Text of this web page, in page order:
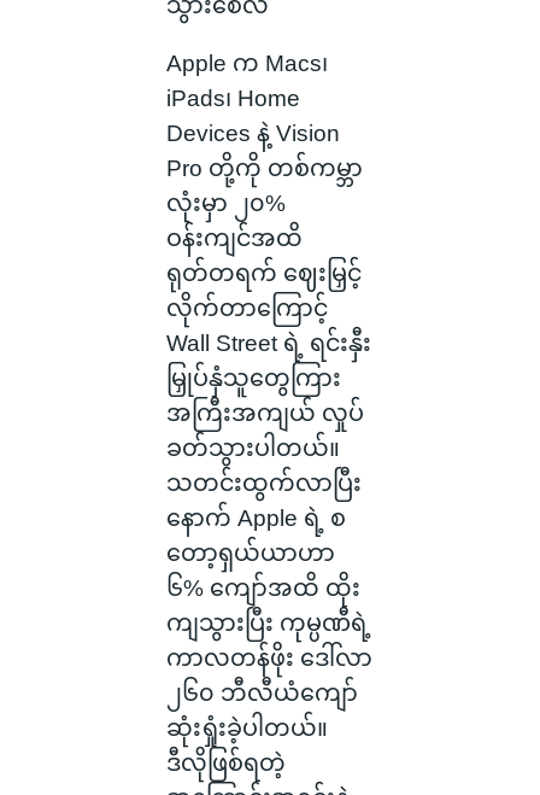
သွားစေလဲ
Apple က Macs၊
iPads၊ Home
Devices နဲ့ Vision
Pro တို့ကို တစ်ကမ္ဘာ
လုံးမှာ ၂၀%
ဝန်းကျင်အထိ
ရုတ်တရက် ဈေးမြှင့်
လိုက်တာကြောင့်
Wall Street ရဲ့ ရင်းနှီး
မြှုပ်နှံသူတွေကြား
အကြီးအကျယ် လှုပ်
ခတ်သွားပါတယ်။
သတင်းထွက်လာပြီး
နောက် Apple ရဲ့ စ
တော့ရှယ်ယာဟာ
၆% ကျော်အထိ ထိုး
ကျသွားပြီး ကုမ္ပဏီရဲ့
ကာလတန်ဖိုး ဒေါ်လာ
၂၆၀ ဘီလီယံကျော်
ဆုံးရှုံးခဲ့ပါတယ်။
ဒီလိုဖြစ်ရတဲ့